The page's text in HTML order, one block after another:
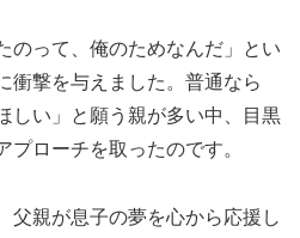
のって、俺のためなんだ」とい
衝撃を与えました。普通なら
しい」と願う親が多い中、目黒
ローチを取ったのです。
父親が息子の夢を心から応援し